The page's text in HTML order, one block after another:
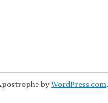
byWordPress.com.